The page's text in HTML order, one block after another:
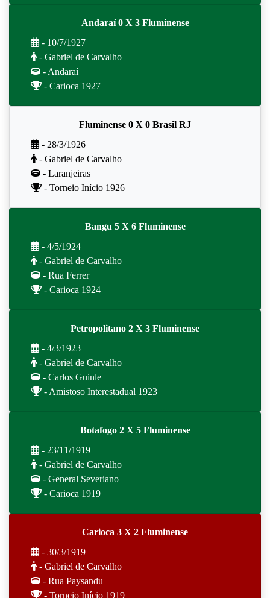
Andaraí 0 X 3 Fluminense
- 10/7/1927
- Gabriel de Carvalho
- Andaraí
- Carioca 1927
Fluminense 0 X 0 Brasil RJ
- 28/3/1926
- Gabriel de Carvalho
- Laranjeiras
- Torneio Início 1926
Bangu 5 X 6 Fluminense
- 4/5/1924
- Gabriel de Carvalho
- Rua Ferrer
- Carioca 1924
Petropolitano 2 X 3 Fluminense
- 4/3/1923
- Gabriel de Carvalho
- Carlos Guinle
- Amistoso Interestadual 1923
Botafogo 2 X 5 Fluminense
- 23/11/1919
- Gabriel de Carvalho
- General Severiano
- Carioca 1919
Carioca 3 X 2 Fluminense
- 30/3/1919
- Gabriel de Carvalho
- Rua Paysandu
- Torneio Início 1919